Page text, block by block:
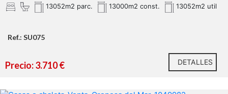
13052m2 parc. 13000m2 const. 13052m2 util
Ref.: SU075
Precio: 3.710 € DETALLES